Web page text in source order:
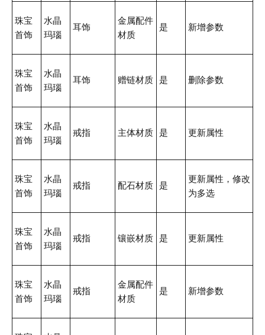
珠宝
首饰
水晶
玛瑙
耳饰
金属配件
材质
是 新增参数
珠宝
首饰
水晶
玛瑙
耳饰 赠链材质 是 删除参数
珠宝
首饰
水晶
玛瑙
戒指 主体材质 是 更新属性
珠宝
首饰
水晶
玛瑙
戒指 配石材质 是
更新属性，修改
为多选
珠宝
首饰
水晶
玛瑙
戒指 镶嵌材质 是 更新属性
珠宝
首饰
水晶
玛瑙
戒指
金属配件
材质
是 新增参数